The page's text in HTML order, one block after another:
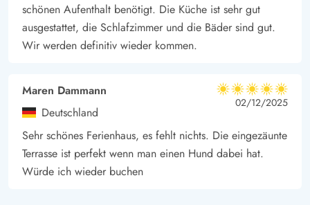
schönen Aufenthalt benötigt. Die Küche ist sehr gut
ausgestattet, die Schlafzimmer und die Bäder sind gut.
Wir werden definitiv wieder kommen.
Maren Dammann
Deutschland
5 von 5
5 von 5
5 out of 5
02/12/2025
Sehr schönes Ferienhaus, es fehlt nichts. Die eingezäunte
Terrasse ist perfekt wenn man einen Hund dabei hat.
Würde ich wieder buchen